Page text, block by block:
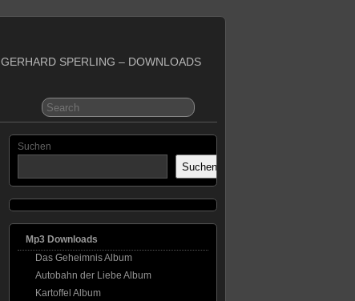
GERHARD SPERLING – DOWNLOADS
Suchen
Suchen
Mp3 Downloads
Das Geheimnis Album
Autobahn der Liebe Album
Kartoffel Album